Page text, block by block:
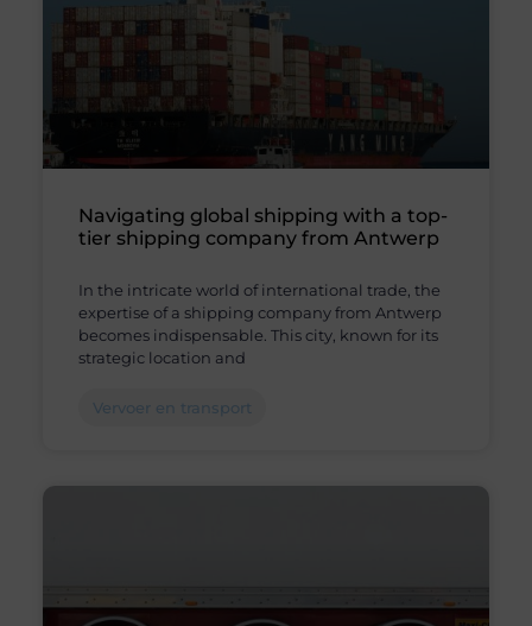
Navigating global shipping with a top-
tier shipping company from Antwerp
In the intricate world of international trade, the
expertise of a shipping company from Antwerp
becomes indispensable. This city, known for its
strategic location and
Vervoer en transport